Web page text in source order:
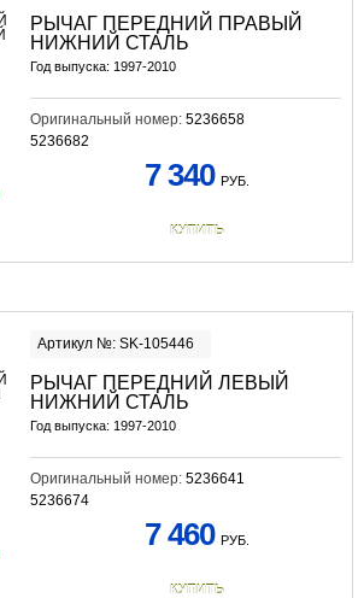
РЫЧАГ ПЕРЕДНИЙ ПРАВЫЙ
НИЖНИЙ СТАЛЬ
Год выпуска: 1997-2010
Оригинальный номер: 5236658
5236682
7 340 РУБ.
КУПИТЬ
Артикул №: SK-105446
РЫЧАГ ПЕРЕДНИЙ ЛЕВЫЙ
НИЖНИЙ СТАЛЬ
Год выпуска: 1997-2010
Оригинальный номер: 5236641
5236674
7 460 РУБ.
КУПИТЬ